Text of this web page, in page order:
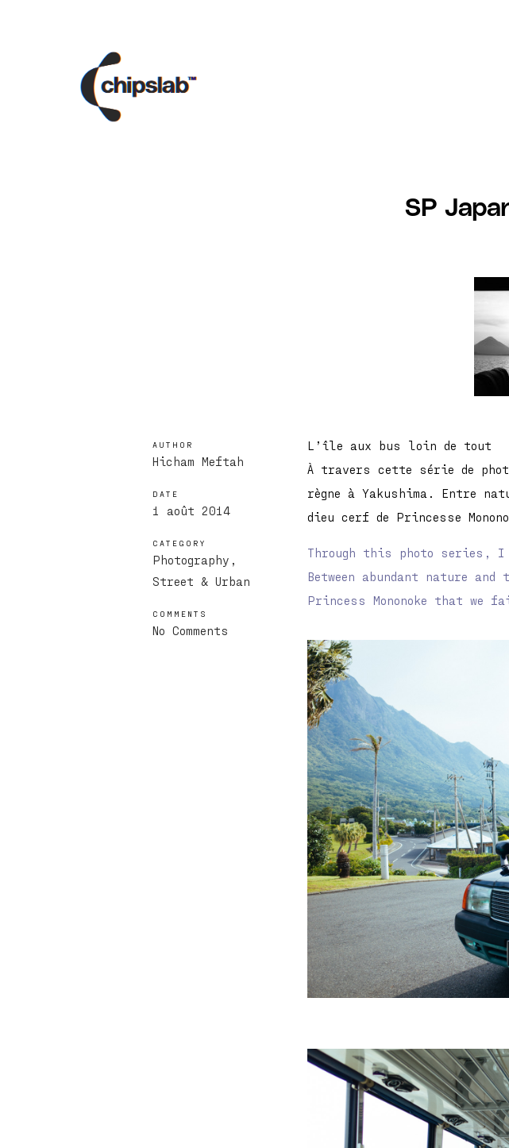
SP
AUTHOR
Hicham Meftah
DATE
1 août 2014
CATEGORY
Photography
Street & Urban
COMMENTS
No Comments
L’île aux bus loin de tout
À travers cette série de
règne à Yakushima. Entre
dieu cerf de Princesse
Through this photo series, I
Between abundant nature
Princess Mononoke that we